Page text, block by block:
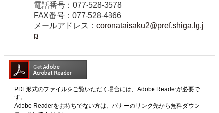
電話番号：077-528-3578
FAX番号：077-528-4866
メールアドレス： coronataisaku2@pref.shiga.lg.j
p
PDF形式のファイルをご覧いただく場合には、Adobe Readerが必要で
す。
Adobe Readerをお持ちでない方は、バナーのリンク先から無料ダウン